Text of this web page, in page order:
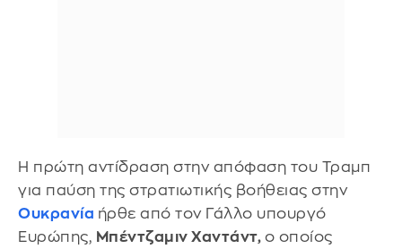
Η πρώτη αντίδραση στην απόφαση του Τραμπ
για παύση της στρατιωτικής βοήθειας στην
Ουκρανία ήρθε από τον Γάλλο υπουργό
Ευρώπης, Μπέντζαμιν Χαντάντ, ο οποίος